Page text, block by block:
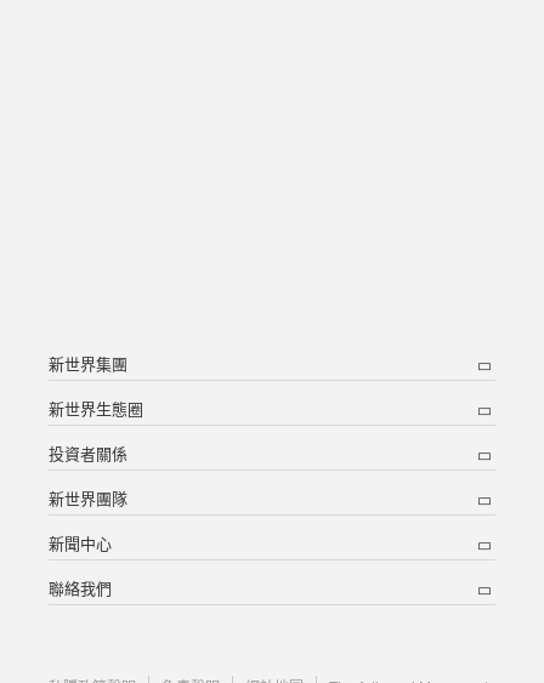
新世界集團
新世界生態圈
投資者關係
新世界團隊
新聞中心
聯絡我們